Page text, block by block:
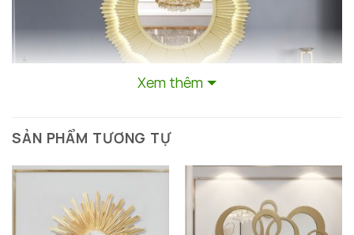
Xem thêm
SẢN PHẨM TƯƠNG TỰ